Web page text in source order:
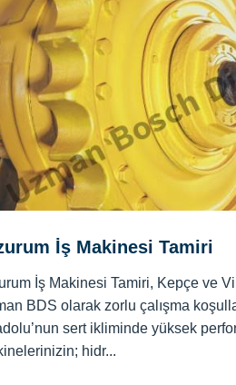
İş Makinesi Tamiri
İş Makinesi Tamiri, Kepçe ve
BDS olarak zorlu çalışma
sert ikliminde yüksek
hidr...